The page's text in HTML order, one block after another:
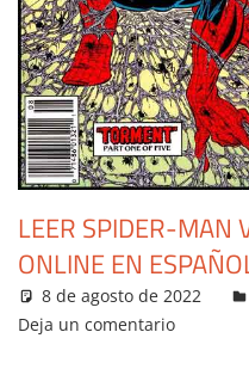
LEER SPIDER-MAN
ONLINE EN
8 de agosto de 2022
Deja un comentario